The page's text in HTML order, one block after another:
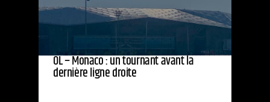
OL – Monaco : un tournant avant la
dernière ligne droite